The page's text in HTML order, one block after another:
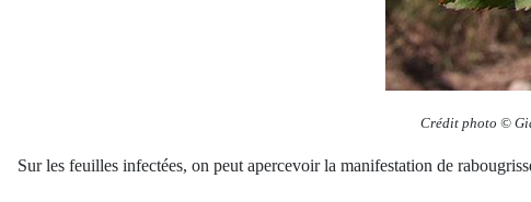
Crédit photo ©
Sur les feuilles infectées, on peut apercevoir la manifestation de